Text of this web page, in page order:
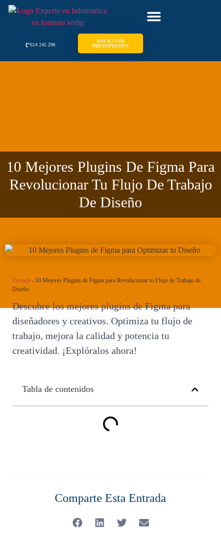
614 245 298
SOLICITAR
PRESUPUESTO
10 Mejores Plugins De Figma Para
Revolucionar Tu Flujo De Trabajo
De Diseño
Portada - 10 Mejores Plugins de Figma para Revolucionar tu Flujo de Trabajo de
Diseño
Descubre los mejores plugins de Figma para
diseñadores y creativos. Optimiza tu flujo de
trabajo, mejora la calidad y potencia tu
creatividad. ¡Explóralos ahora!
Tabla de contenidos
Comparte Esta Entrada